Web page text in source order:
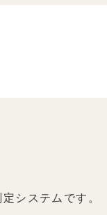
システムです。